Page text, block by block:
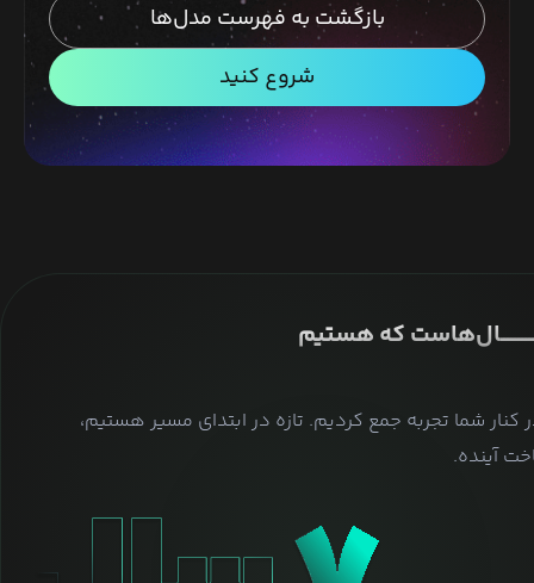
بازگشت به فهرست مدل‌ها
شروع کنید
که هستیم
کنار شما تجربه جمع کردیم. تازه در ابتدای مسیر هستیم،
آینده.